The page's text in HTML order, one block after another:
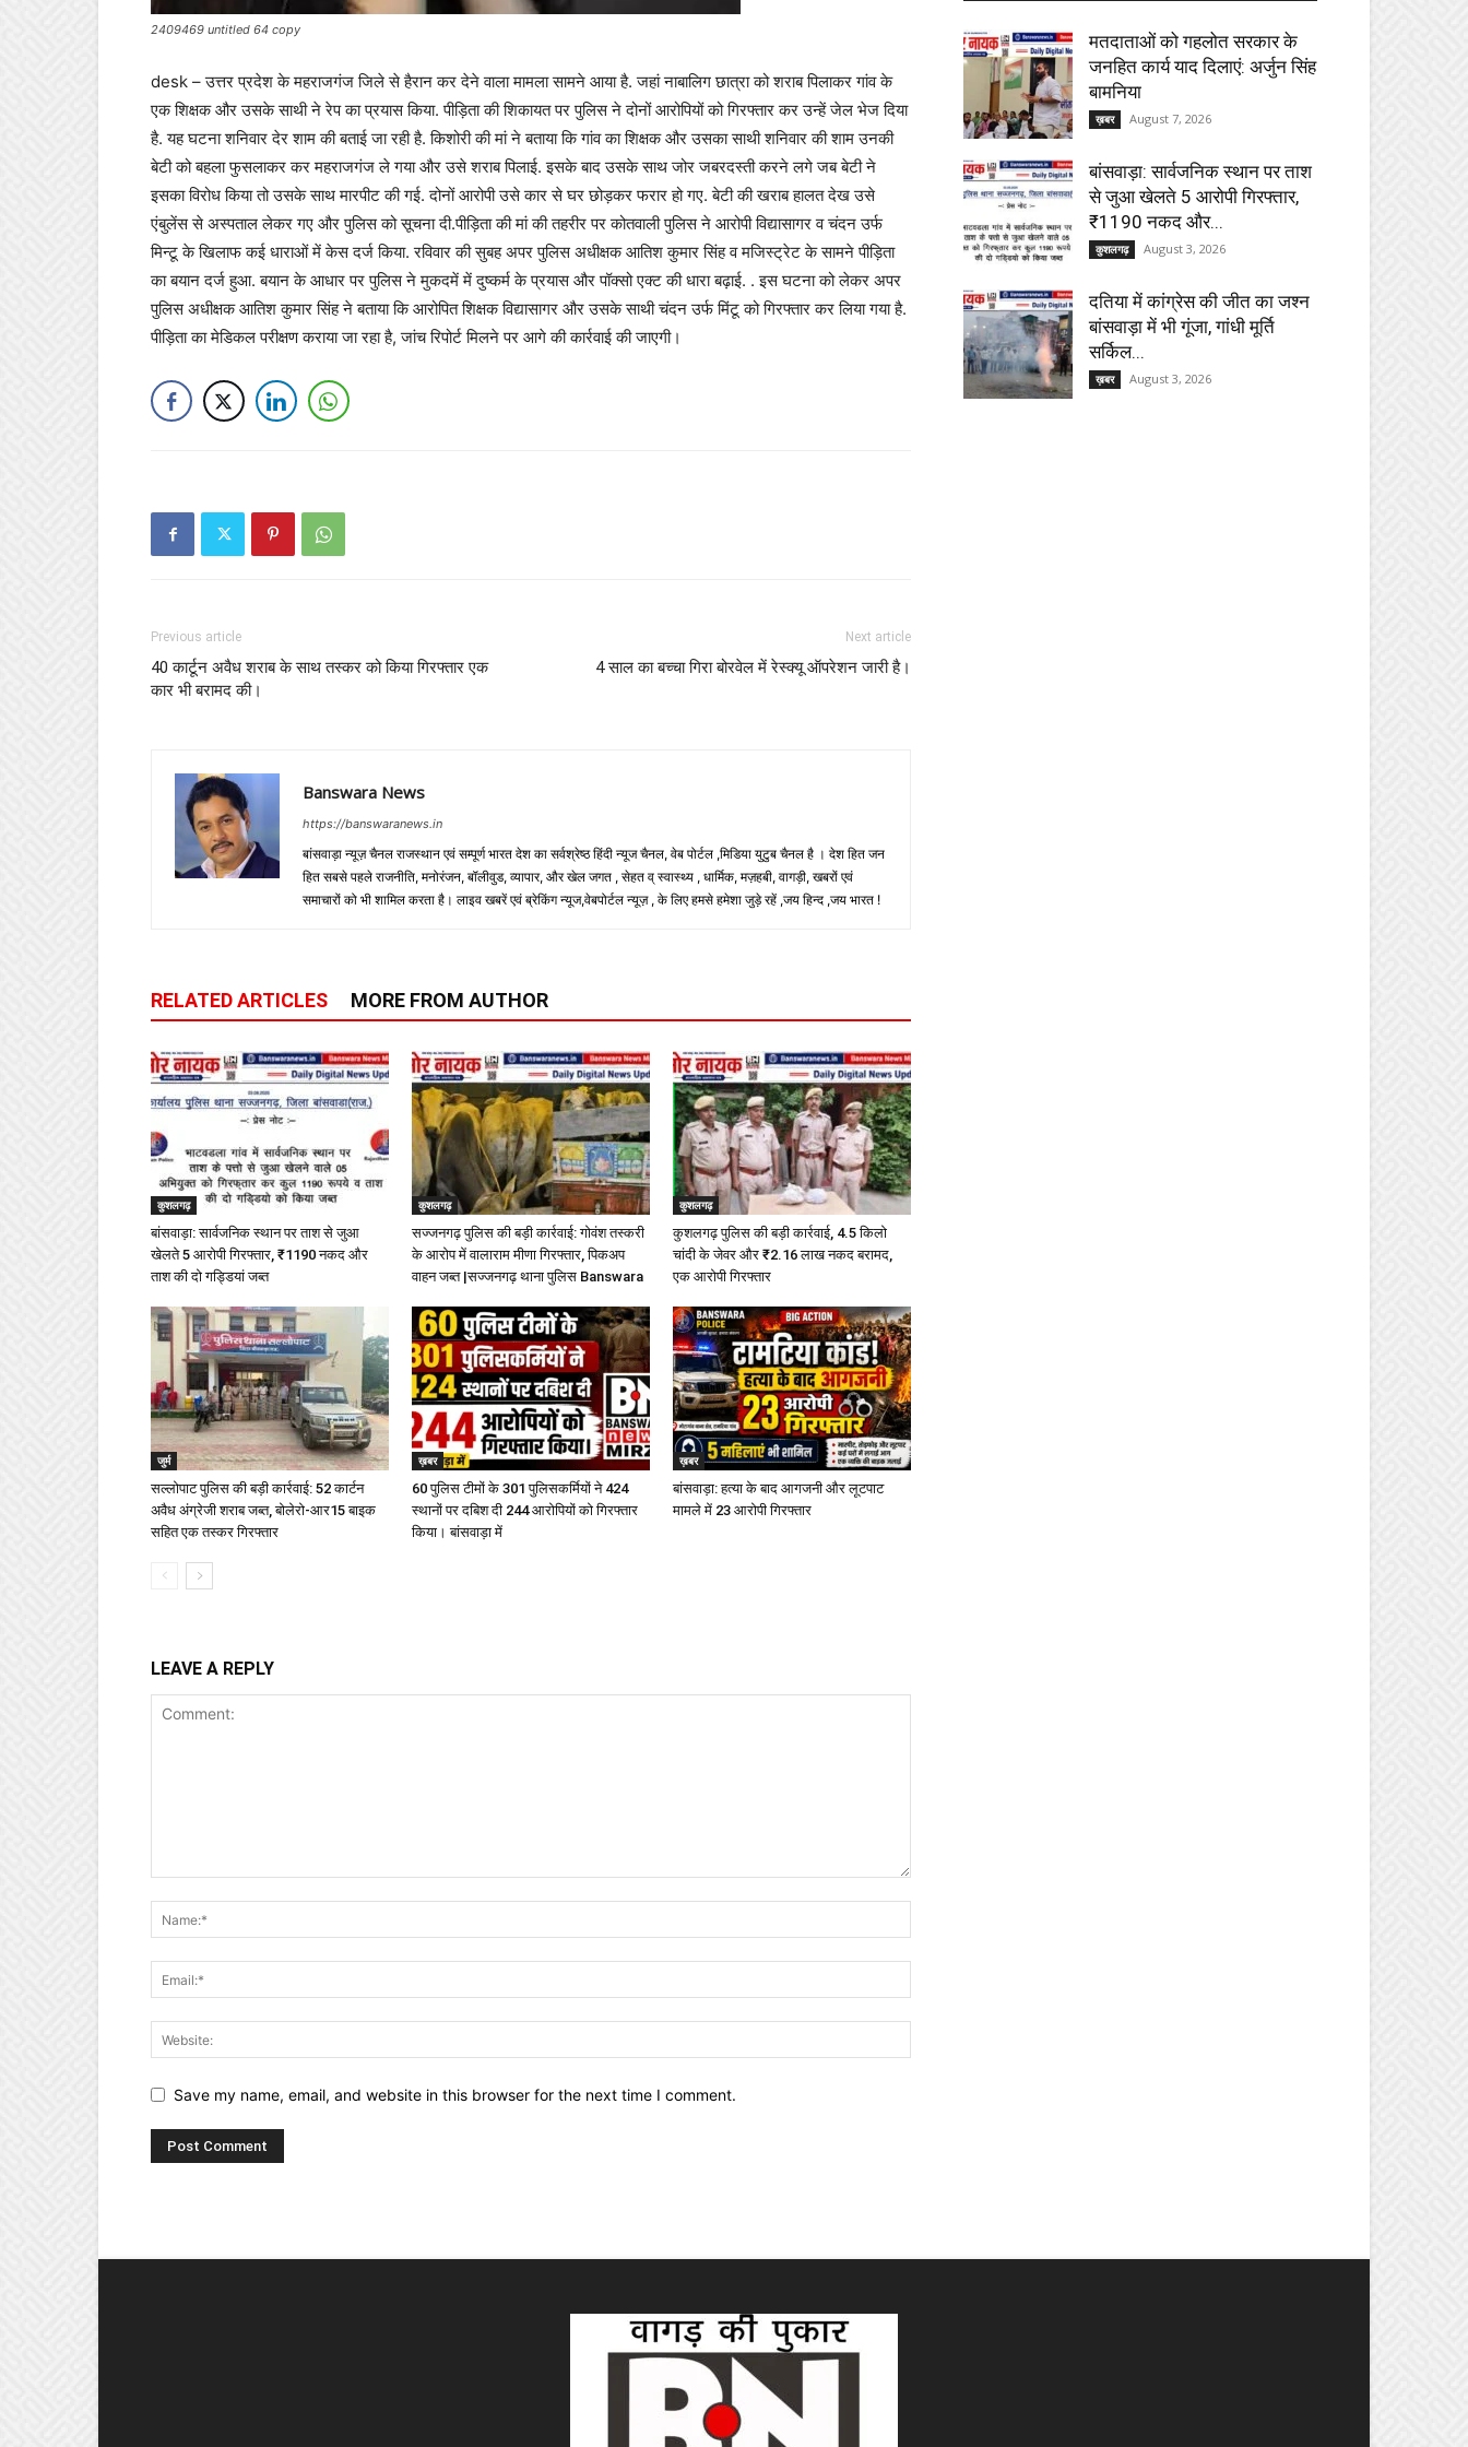
2409469 untitled 64 copy
desk – उत्तर प्रदेश के महराजगंज जिले से हैरान कर देने वाला मामला सामने आया है. जहां नाबालिग छात्रा को शराब पिलाकर गांव के
एक शिक्षक और उसके साथी ने रेप का प्रयास किया. पीड़िता की शिकायत पर पुलिस ने दोनों आरोपियों को गिरफ्तार कर उन्हें जेल भेज दिया
है. यह घटना शनिवार देर शाम की बताई जा रही है. किशोरी की मां ने बताया कि गांव का शिक्षक और उसका साथी शनिवार की शाम उनकी
बेटी को बहला फुसलाकर कर महराजगंज ले गया और उसे शराब पिलाई. इसके बाद उसके साथ जोर जबरदस्ती करने लगे जब बेटी ने
इसका विरोध किया तो उसके साथ मारपीट की गई. दोनों आरोपी उसे कार से घर छोड़कर फरार हो गए. बेटी की खराब हालत देख उसे
एंबुलेंस से अस्पताल लेकर गए और पुलिस को सूचना दी.पीड़िता की मां की तहरीर पर कोतवाली पुलिस ने आरोपी विद्यासागर व चंदन उर्फ
मिन्टू के खिलाफ कई धाराओं में केस दर्ज किया. रविवार की सुबह अपर पुलिस अधीक्षक आतिश कुमार सिंह व मजिस्ट्रेट के सामने पीड़िता
का बयान दर्ज हुआ. बयान के आधार पर पुलिस ने मुकदमें में दुष्कर्म के प्रयास और पॉक्सो एक्ट की धारा बढ़ाई. . इस घटना को लेकर अपर
पुलिस अधीक्षक आतिश कुमार सिंह ने बताया कि आरोपित शिक्षक विद्यासागर और उसके साथी चंदन उर्फ मिंटू को गिरफ्तार कर लिया गया है.
पीड़िता का मेडिकल परीक्षण कराया जा रहा है, जांच रिपोर्ट मिलने पर आगे की कार्रवाई की जाएगी।
Previous article
40 कार्टून अवैध शराब के साथ तस्कर को किया गिरफ्तार एक
कार भी बरामद की।
Next article
4 साल का बच्चा गिरा बोरवेल में रेस्क्यू ऑपरेशन जारी है।
Banswara News
https://banswaranews.in
बांसवाड़ा न्यूज़ चैनल राजस्थान एवं सम्पूर्ण भारत देश का सर्वश्रेष्ठ हिंदी न्‍यूज चैनल, वेब पोर्टल ,मिडिया युटुब चैनल है । देश हित जन
हित सबसे पहले राजनीति, मनोरंजन, बॉलीवुड, व्यापार, और खेल जगत , सेहत व् स्वास्थ्य , धार्मिक, मज़हबी, वागड़ी, खबरों एवं
समाचारों को भी शामिल करता है। लाइव खबरें एवं ब्रेकिंग न्यूज,वेबपोर्टल न्यूज़ , के लिए हमसे हमेशा जुड़े रहें ,जय हिन्द ,जय भारत !
RELATED ARTICLES MORE FROM AUTHOR
कुशलगढ़
बांसवाड़ा: सार्वजनिक स्थान पर ताश से जुआ
खेलते 5 आरोपी गिरफ्तार, ₹1190 नकद और
ताश की दो गड्डियां जब्त
कुशलगढ़
सज्जनगढ़ पुलिस की बड़ी कार्रवाई: गोवंश तस्करी
के आरोप में वालाराम मीणा गिरफ्तार, पिकअप
वाहन जब्त |सज्जनगढ़ थाना पुलिस Banswara
कुशलगढ़
कुशलगढ़ पुलिस की बड़ी कार्रवाई, 4.5 किलो
चांदी के जेवर और ₹2.16 लाख नकद बरामद,
एक आरोपी गिरफ्तार
जुर्म
सल्लोपाट पुलिस की बड़ी कार्रवाई: 52 कार्टन
अवैध अंग्रेजी शराब जब्त, बोलेरो-आर15 बाइक
सहित एक तस्कर गिरफ्तार
ख़बर
60 पुलिस टीमों के 301 पुलिसकर्मियों ने 424
स्थानों पर दबिश दी 244 आरोपियों को गिरफ्तार
किया। बांसवाड़ा में
ख़बर
बांसवाड़ा: हत्या के बाद आगजनी और लूटपाट
मामले में 23 आरोपी गिरफ्तार
LEAVE A REPLY
Save my name, email, and website in this browser for the next time I comment.
मतदाताओं को गहलोत सरकार के
जनहित कार्य याद दिलाएं: अर्जुन सिंह
बामनिया
ख़बर August 7, 2026
बांसवाड़ा: सार्वजनिक स्थान पर ताश
से जुआ खेलते 5 आरोपी गिरफ्तार,
₹1190 नकद और...
कुशलगढ़ August 3, 2026
दतिया में कांग्रेस की जीत का जश्न
बांसवाड़ा में भी गूंजा, गांधी मूर्ति
सर्किल...
ख़बर August 3, 2026